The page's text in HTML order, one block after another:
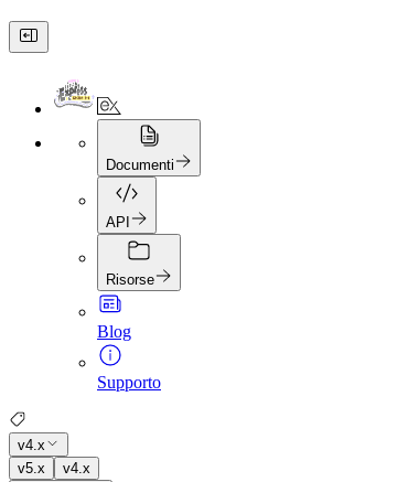
Documenti
API
Risorse
Blog
Supporto
v4.x
v5.x
v4.x